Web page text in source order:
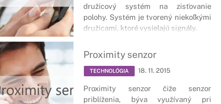
družicový systém na zisťovanie
polohy. Systém je tvorený niekoľkými
družicami, ktoré vysielajú signály.
Proximity senzor
TECHNOLÓGIA 18. 11. 2015
Proximity senzor čiže senzor
priblíženia, býva využívaný pri